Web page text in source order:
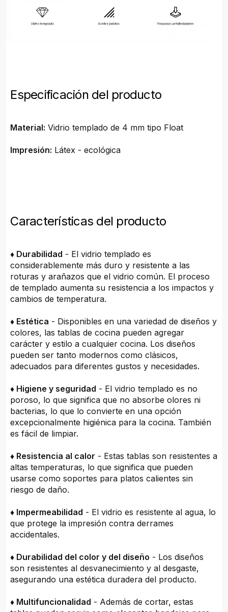
Especificación del producto
Material: Vidrio templado de 4 mm tipo Float
Impresión: Látex - ecológica
Características del producto
♦ Durabilidad - El vidrio templado es
considerablemente más duro y resistente a las
roturas y arañazos que el vidrio común. El proceso
de templado aumenta su resistencia a los impactos y
cambios de temperatura.
♦ Estética - Disponibles en una variedad de diseños y
colores, las tablas de cocina pueden agregar
carácter y estilo a cualquier cocina. Los diseños
pueden ser tanto modernos como clásicos,
adecuados para diferentes gustos y necesidades.
♦ Higiene y seguridad - El vidrio templado es no
poroso, lo que significa que no absorbe olores ni
bacterias, lo que lo convierte en una opción
excepcionalmente higiénica para la cocina. También
es fácil de limpiar.
♦ Resistencia al calor - Estas tablas son resistentes a
altas temperaturas, lo que significa que pueden
usarse como soportes para platos calientes sin
riesgo de daño.
♦ Impermeabilidad - El vidrio es resistente al agua, lo
que protege la impresión contra derrames
accidentales.
♦ Durabilidad del color y del diseño - Los diseños
son resistentes al desvanecimiento y al desgaste,
asegurando una estética duradera del producto.
♦ Multifuncionalidad - Además de cortar, estas